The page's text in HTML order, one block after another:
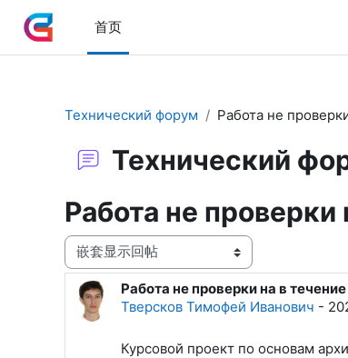
跳到主要内容
首页
Технический форум Работа не
Технический
Работа не проверки
显示模式
Работа не проверки на в
Тверсков Тимофей Иванович -
回帖数：1
Курсовой проект по основам